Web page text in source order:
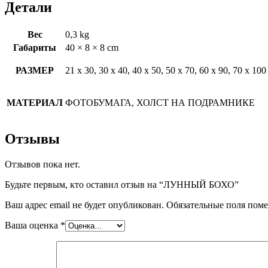
Детали
Вес
0,3 kg
Габариты
40 × 8 × 8 cm
РАЗМЕР 21 х 30, 30 х 40, 40 х 50, 50 х 70, 60 х 90, 70 х 100
МАТЕРИАЛ ФОТОБУМАГА, ХОЛСТ НА ПОДРАМНИКЕ
Отзывы
Отзывов пока нет.
Будьте первым, кто оставил отзыв на “ЛУННЫЙ БОХО”
Ваш адрес email не будет опубликован. Обязательные поля
Ваша оценка *